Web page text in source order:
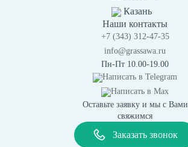
Казань
Наши контакты
+7 (343) 312-47-35
info@grassawa.ru
Пн-Пт 10.00-19.00
Написать в Telegram
Написать в Max
Оставьте заявку и мы с Вами
свяжимся
Заказать звонок